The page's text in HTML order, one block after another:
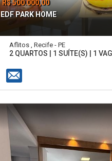
R$ 500.000,00
EDF PARK HOME
Aflitos , Recife - PE
2 QUARTOS | 1 SUÍTE(S) | 1